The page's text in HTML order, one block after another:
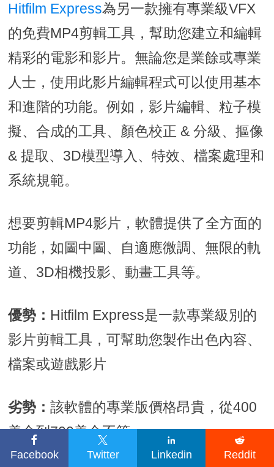

Facebook

Twitter

Linkedin

Reddit
Hitfilm Express為另一款擁有專業級VFX
的免費MP4剪輯工具，幫助您建立和編輯
精彩的電影和影片。無論您是業餘或專業
人士，使用此影片編輯程式可以使用基本
和進階的功能。例如，影片編輯、粒子模
擬、合成的工具、顏色校正 & 分級、摳像
& 提取、3D模型導入、特效、檔案處理和
系統規範。
想要剪輯MP4影片，軟體提供了全方面的
功能，如圖中圖、自適應微調、無限的軌
道、3D相機投影、動畫工具等。
優勢： Hitfilm Express是一款專業級別的
影片剪輯工具，可幫助您製作出色內容、
檔案或遊戲影片
劣勢：該軟體的專業版價格昂貴，從400
美金到700美金不等。